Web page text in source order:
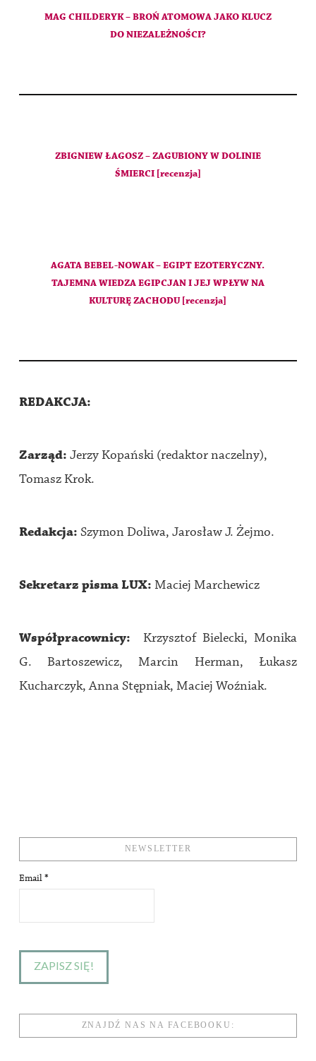
MAG CHILDERYK – BROŃ ATOMOWA JAKO KLUCZ
DO NIEZALEŻNOŚCI?
ZBIGNIEW ŁAGOSZ – ZAGUBIONY W DOLINIE
ŚMIERCI [recenzja]
AGATA BEBEL-NOWAK – EGIPT EZOTERYCZNY.
TAJEMNA WIEDZA EGIPCJAN I JEJ WPŁYW NA
KULTURĘ ZACHODU [recenzja]
REDAKCJA:
Zarząd: Jerzy Kopański (redaktor naczelny),
Tomasz Krok.
Redakcja: Szymon Doliwa, Jarosław J. Żejmo.
Sekretarz pisma LUX: Maciej Marchewicz
Współpracownicy: Krzysztof Bielecki, Monika
G. Bartoszewicz, Marcin Herman, Łukasz
Kucharczyk, Anna Stępniak, Maciej Woźniak.
NEWSLETTER
Email*
ZNAJDŹ NAS NA FACEBOOKU: